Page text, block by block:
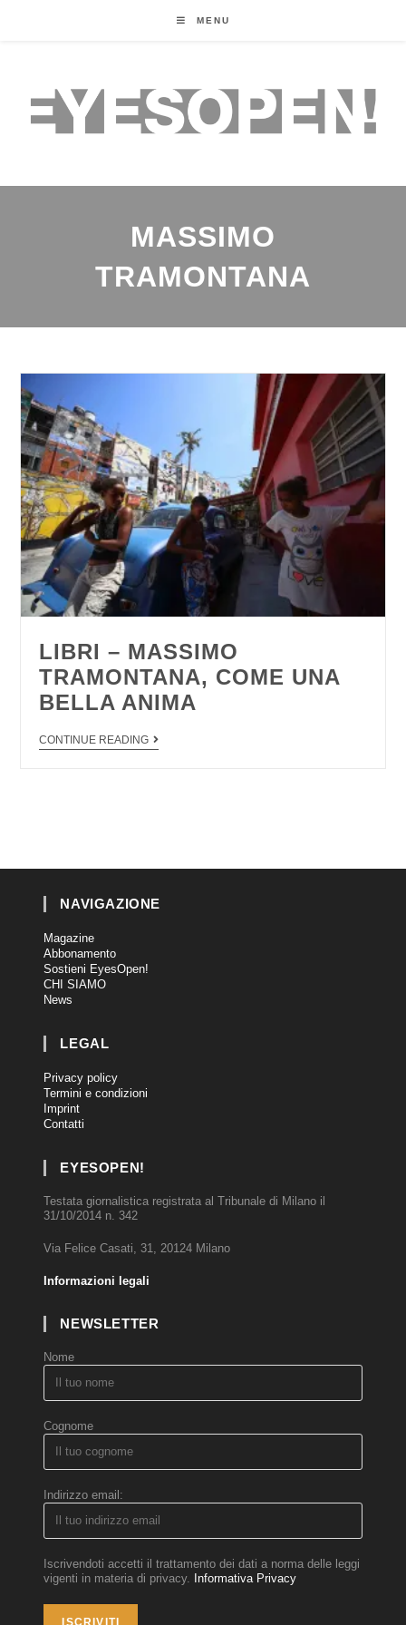
MENU
MASSIMO
TRAMONTANA
LIBRI – MASSIMO
TRAMONTANA, COME UNA
BELLA ANIMA
CONTINUE READING
NAVIGAZIONE
Magazine
Abbonamento
Sostieni EyesOpen!
CHI SIAMO
News
LEGAL
Privacy policy
Termini e condizioni
Imprint
Contatti
EYESOPEN!
Testata giornalistica registrata al Tribunale di Milano il
31/10/2014 n. 342
Via Felice Casati, 31, 20124 Milano
Informazioni legali
NEWSLETTER
Nome
Cognome
Indirizzo email:
Iscrivendoti accetti il trattamento dei dati a norma delle leggi
vigenti in materia di privacy. Informativa Privacy